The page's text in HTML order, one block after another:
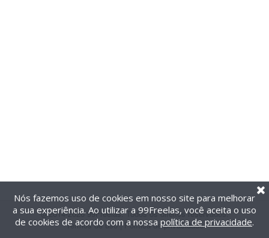
@2014-2026 99Freelas. Todos os direitos reservados.
Termos de uso| Política de privacidade
Nós fazemos uso de cookies em nosso site para melhorar
a sua experiência. Ao utilizar a 99Freelas, você aceita o uso
de cookies de acordo com a nossa política de privacidade.